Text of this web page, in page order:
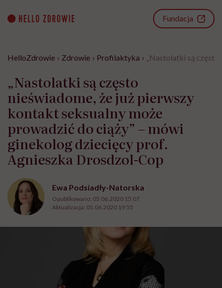
content
Fundacja
HelloZdrowie › Zdrowie › Profilaktyka › „Nastolatki są
„Nastolatki są często
nieświadome, że już pierwszy
kontakt seksualny może
prowadzić do ciąży” – mówi
ginekolog dziecięcy prof.
Agnieszka Drosdzol-Cop
Ewa Podsiadły-Natorska
Opublikowano: 05.06.2020 15:07
Aktualizacja: 05.06.2020 19:55